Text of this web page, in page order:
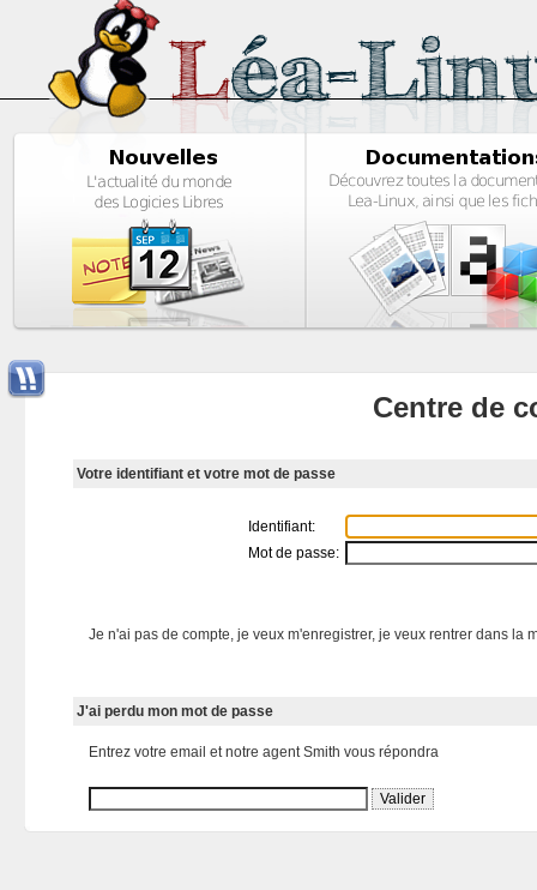
Centre de
Votre identifiant et votre mot de passe
Identifiant:
Mot de passe:
Je n'ai pas de compte, je veux m'enregistrer, je veux rentrer dans la
J'ai perdu mon mot de passe
Entrez votre email et notre agent Smith vous répondra